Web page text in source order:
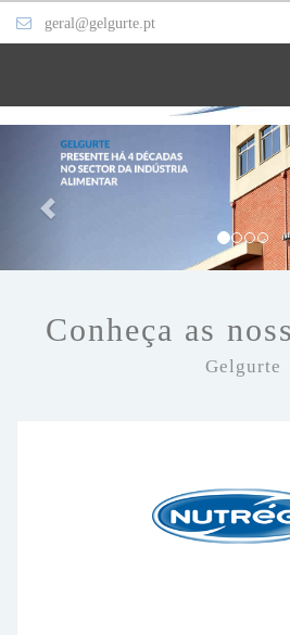
geral@gelgurte.pt
Conheça as
Gelgurte